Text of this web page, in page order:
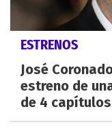
ESTRENOS
José
estreno de
de 4 capítulos